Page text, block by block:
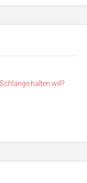
halten will?